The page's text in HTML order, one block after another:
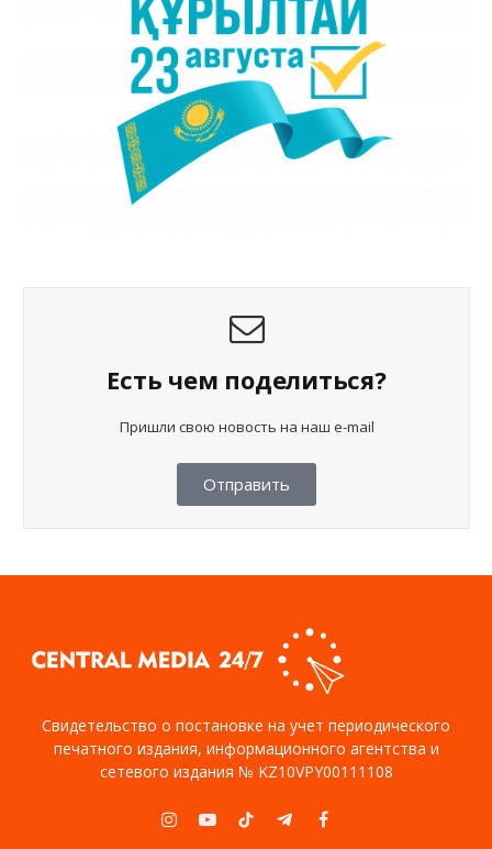
Есть чем поделиться?
Пришли свою новость на наш e-mail
Отправить
Свидетельство о постановке на учет периодического
печатного издания, информационного агентства и
сетевого издания № KZ10VPY00111108
Instagram
YouTubeTikTokTelegramFacebook